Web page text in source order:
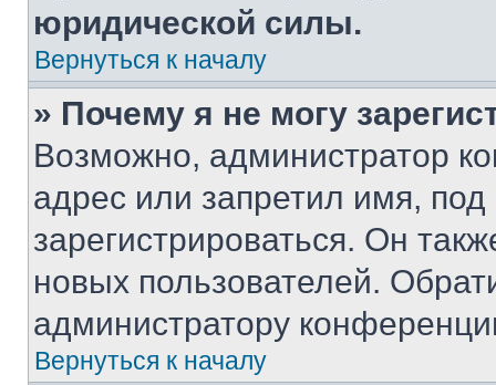
юридической силы.
Вернуться к началу
» Почему я не могу
Возможно, администратор
адрес или запретил имя,
зарегистрироваться. Он
новых пользователей.
администратору
Вернуться к началу